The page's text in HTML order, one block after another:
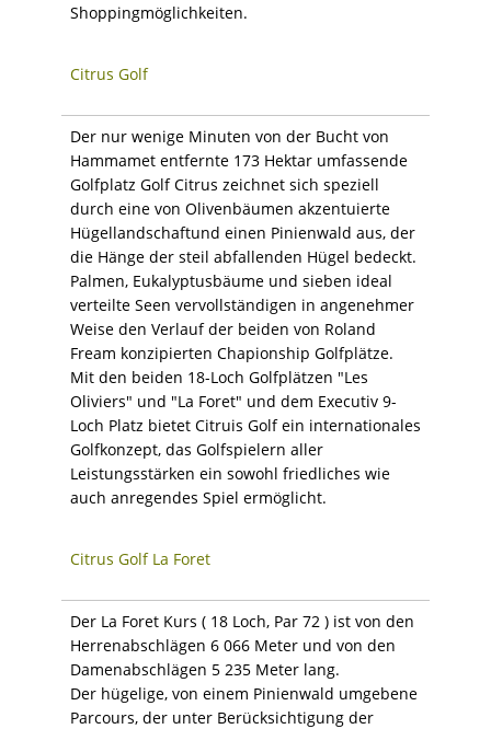
Shoppingmöglichkeiten.
Citrus Golf
Der nur wenige Minuten von der Bucht von
Hammamet entfernte 173 Hektar umfassende
Golfplatz Golf Citrus zeichnet sich speziell
durch eine von Olivenbäumen akzentuierte
Hügellandschaftund einen Pinienwald aus, der
die Hänge der steil abfallenden Hügel bedeckt.
Palmen, Eukalyptusbäume und sieben ideal
verteilte Seen vervollständigen in angenehmer
Weise den Verlauf der beiden von Roland
Fream konzipierten Chapionship Golfplätze.
Mit den beiden 18-Loch Golfplätzen "Les
Oliviers" und "La Foret" und dem Executiv 9-
Loch Platz bietet Citruis Golf ein internationales
Golfkonzept, das Golfspielern aller
Leistungsstärken ein sowohl friedliches wie
auch anregendes Spiel ermöglicht.
Citrus Golf La Foret
Der La Foret Kurs ( 18 Loch, Par 72 ) ist von den
Herrenabschlägen 6 066 Meter und von den
Damenabschlägen 5 235 Meter lang.
Der hügelige, von einem Pinienwald umgebene
Parcours, der unter Berücksichtigung der